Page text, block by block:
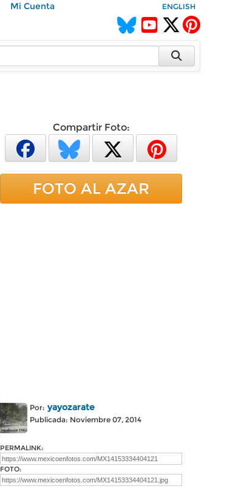
Mi Cuenta ENGLISH
Compartir Foto:
FOTO AL AZAR
Por: yayozarate
Publicada: Noviembre 07, 2014
PERMALINK:
FOTO: